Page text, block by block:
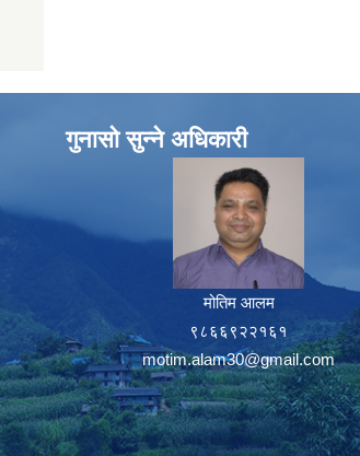
गुनासो सुन्ने अधिकारी
मोतिम आलम
९८६६९२२१६१
motim.alam30@gmail.com